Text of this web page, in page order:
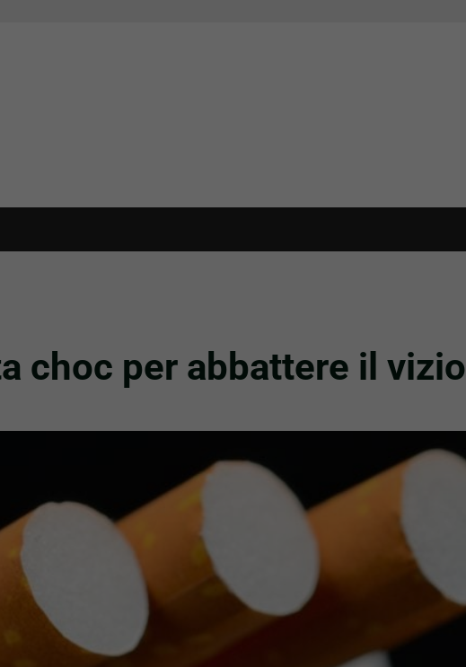
choc per abbattere il vizio